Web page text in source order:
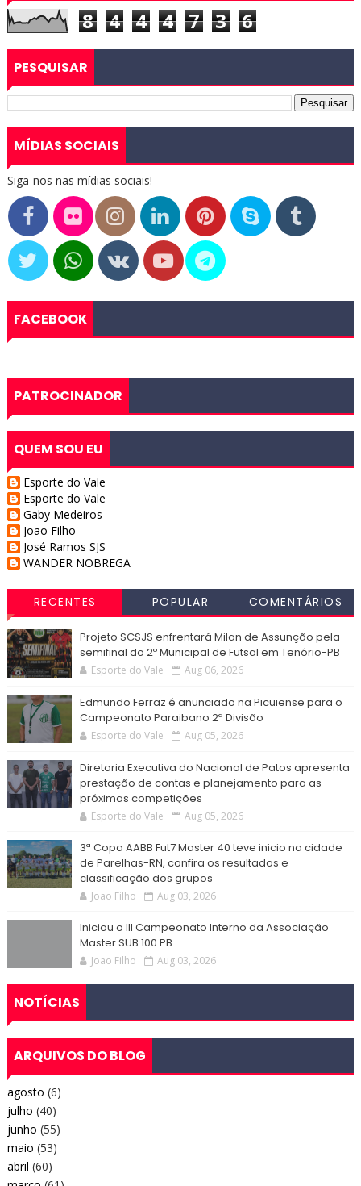
8 4 4 4 7 3 6
PESQUISAR
MÍDIAS SOCIAIS
Siga-nos nas mídias sociais!
FACEBOOK
PATROCINADOR
QUEM SOU EU
Esporte do Vale
Esporte do Vale
Gaby Medeiros
Joao Filho
José Ramos SJS
WANDER NOBREGA
RECENTES POPULAR COMENTÁRIOS
Projeto SCSJS enfrentará Milan de Assunção pela
semifinal do 2º Municipal de Futsal em Tenório-PB
Esporte do Vale Aug 06, 2026
Edmundo Ferraz é anunciado na Picuiense para o
Campeonato Paraibano 2ª Divisão
Esporte do Vale Aug 05, 2026
Diretoria Executiva do Nacional de Patos apresenta
prestação de contas e planejamento para as
próximas competições
Esporte do Vale Aug 05, 2026
3ª Copa AABB Fut7 Master 40 teve inicio na cidade
de Parelhas-RN, confira os resultados e
classificação dos grupos
Joao Filho Aug 03, 2026
Iniciou o III Campeonato Interno da Associação
Master SUB 100 PB
Joao Filho Aug 03, 2026
NOTÍCIAS
ARQUIVOS DO BLOG
agosto (6)
julho (40)
junho (55)
maio (53)
abril (60)